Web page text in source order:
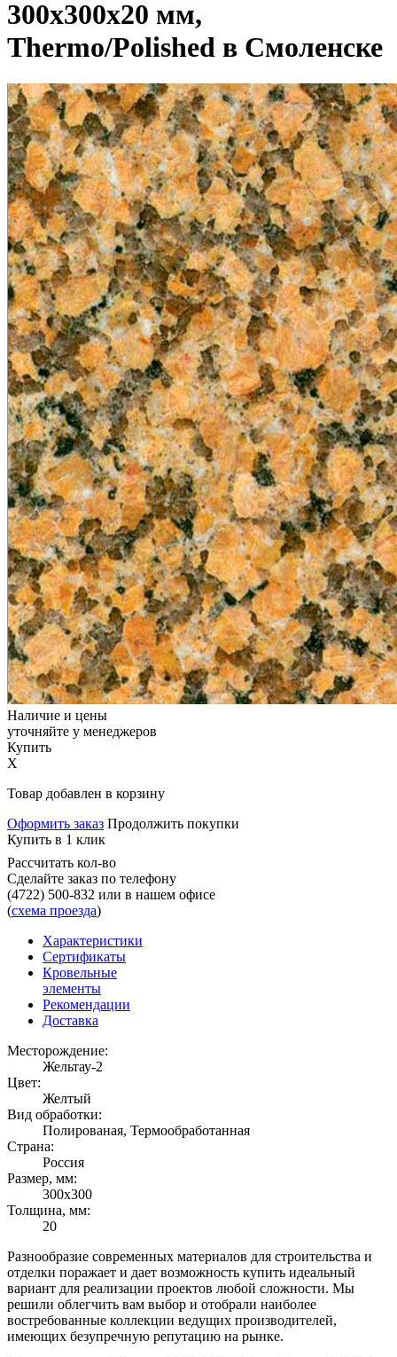
300х300х20 мм,
Thermo/Polished в Смоленске
Наличие и цены
уточняйте у менеджеров
Купить
X
Товар добавлен в корзину
Оформить заказ Продолжить покупки
Купить в 1 клик
Рассчитать кол-во
Сделайте заказ по телефону
(4722) 500-832 или в нашем офисе
(схема проезда)
Характеристики
Сертификаты
Кровельные
элементы
Рекомендации
Доставка
Месторождение:
Жельтау-2
Цвет:
Желтый
Вид обработки:
Полированая, Термообработанная
Страна:
Россия
Размер, мм:
300х300
Толщина, мм:
20
Разнообразие современных материалов для строительства и
отделки поражает и дает возможность купить идеальный
вариант для реализации проектов любой сложности. Мы
решили облегчить вам выбор и отобрали наиболее
востребованные коллекции ведущих производителей,
имеющих безупречную репутацию на рынке.